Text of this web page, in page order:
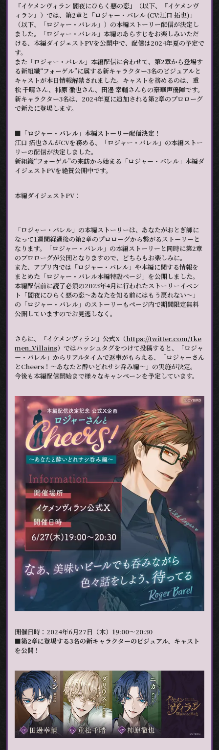
『イケメンヴィラン 闇夜にひらく悪の恋』（以下、『イケメンヴ
ィラン』）では、第2章と「ロジャー・バレル (CV:江口 拓也)」
（以下、「ロジャー・バレル」）の本編ストーリー配信が決定し
ました。「ロジャー・バレル」本編のあらすじをお楽しみいただ
ける、本編ダイジェストPVを公開中で、配信は2024年夏の予定で
す。
また「ロジャー・バレル」本編配信に合わせて、第2章から登場す
る新組織“フォーゲル”に属する新キャラクター3名のビジュアルと
キャストが本日情報解禁されました。キャストを務めるのは、重
松 千晴さん、柿原 徹也さん、田邊 幸輔さんらの豪華声優陣です。
新キャラクター3名は、2024年夏に追加される第2章のプロローグ
で新たに登場します。
■「ロジャー・バレル」本編ストーリー配信決定！
江口 拓也さんがCVを務める、「ロジャー・バレル」の本編ストー
リーの配信が決定しました。
新組織“フォーゲル”の来訪から始まる「ロジャー・バレル」本編ダ
イジェストPVを絶賛公開中です。
本編ダイジェストPV：
「ロジャー・バレル」の本編ストーリーは、あなたがおとぎ師に
なって1週間経過後の第2章のプロローグから繋がるストーリーと
なります。「ロジャー・バレル」の本編ストーリーと同時に第2章
のプロローグが公開となりますので、どちらもお楽しみに。
また、アプリ内では「ロジャー・バレル」や本編に関する情報を
まとめた「ロジャー・バレル本編特設ページ」を公開しました。
本編配信前に読了必須の2023年4月に行われたストーリーイベン
ト「闇夜にひらく悪の恋～あなたを知る前にはもう戻れない～」
の「ロジャー・バレル」のストーリーもページ内で期間限定無料
公開していますのでお見逃しなく。
さらに、『イケメンヴィラン』公式X（https://twitter.com/Ike
men_Villains）ではハッシュタグをつけて投稿すると、「ロジャ
ー・バレル」からリアルタイムで返事がもらえる、「ロジャーさん
とCheers！～あなたと酔いどれサシ呑み編～」の実施が決定。
今後も本編配信開始まで様々なキャンペーンを予定しています。
開催日時：2024年6月27日（木）19:00～20:30
■第2章に登場する3名の新キャラクターのビジュアル、キャスト
を公開！